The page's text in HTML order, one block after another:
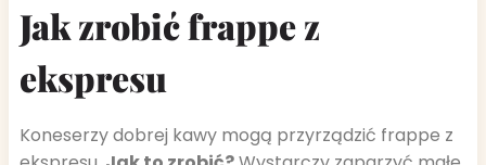
Jak zrobić frappe z
ekspresu
Koneserzy dobrej kawy mogą przyrządzić frappe z